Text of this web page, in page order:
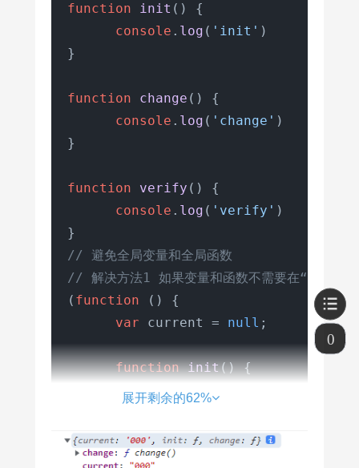
function init ( ) {
console . log ( 'init' )
}
function change ( ) {
console . log ( 'change' )
}
function verify ( ) {
console . log ( 'verify' )
// 避免全局变量和全局函数
// 解决方法1 如果变量和函数不需要在“外面”引
( function ( ) {
var current = null ;
function init() {
console
function
展开剩余的62%
0